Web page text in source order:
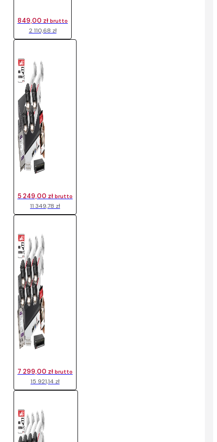
2 110,68 zł
849,00 zł brutto
11 349,78 zł
5 249,00 zł brutto
15 921,14 zł
7 299,00 zł brutto